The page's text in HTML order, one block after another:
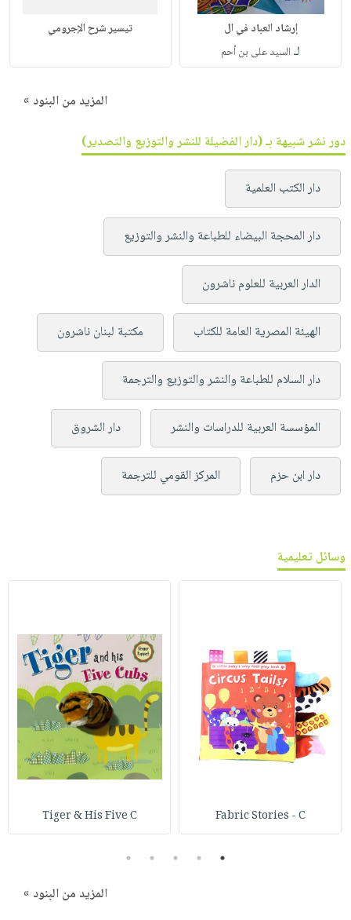
إرشاد العباد في ال
لـ السيد على بن أحم
تيسير شرح الإجرومي
المزيد من البنود »
دور نشر شبيهة بـ (دار الفضيلة للنشر والتوزيع والتصدير)
دار الكتب العلمية
دار المحجة البيضاء للطباعة والنشر والتوزيع
الدار العربية للعلوم ناشرون
الهيئة المصرية العامة للكتاب مكتبة لبنان ناشرون
دار السلام للطباعة والنشر والتوزيع والترجمة
المؤسسة العربية للدراسات والنشر دار الشروق
دار ابن حزم المركز القومي للترجمة
وسائل تعليمية
Fabric Stories - C
Tiger & His Five C
1
2
3
4
5
المزيد من البنود »